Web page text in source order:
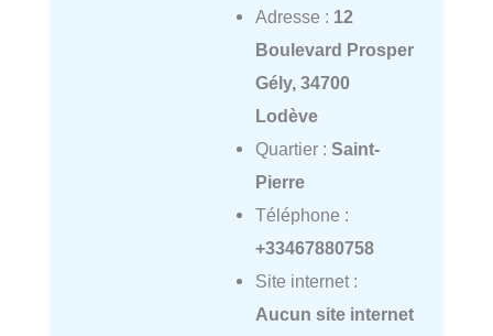
Adresse : 12
Boulevard Prosper
Gély, 34700
Lodève
Quartier : Saint-
Pierre
Téléphone :
+33467880758
Site internet :
Aucun site internet